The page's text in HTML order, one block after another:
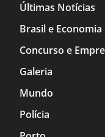
Últimas Notícias
Brasil e Economia
Concurso e
Galeria
Mundo
Polícia